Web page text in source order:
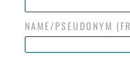
NAME/PSEUDONYM